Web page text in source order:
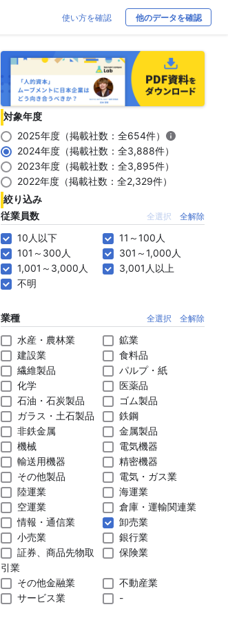
使い方を確認 他のデータを確認
757人
対象年度
2025年度（掲載社数：全654件）
2024年度（掲載社数：全3,888件）
2023年度（掲載社数：全3,895件）
2022年度（掲載社数：全2,329件）
絞り込み
従業員数
全選択 全解除
10人以下
11～100人
101～300人
301～1,000人
1,001～3,000人
3,001人以上
不明
業種 全選択 全解除
水産・農林業
鉱業
建設業
食料品
繊維製品
パルプ・紙
化学
医薬品
石油・石炭製品
ゴム製品
ガラス・土石製品
鉄鋼
非鉄金属
金属製品
機械
電気機器
輸送用機器
精密機器
その他製品
電気・ガス業
陸運業
海運業
空運業
倉庫・運輸関連業
情報・通信業
卸売業
小売業
銀行業
証券、商品先物取
引業
保険業
その他金融業
不動産業
サービス業
-